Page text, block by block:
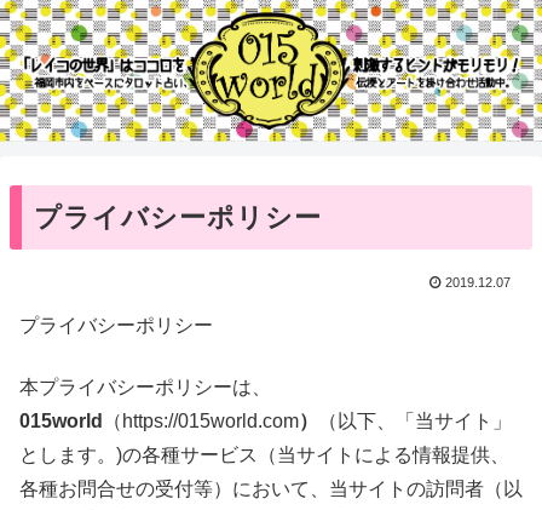
プライバシーポリシー
2019.12.07
プライバシーポリシー
本プライバシーポリシーは、
015world
（https://015world.com）
（以下、「当サイト」
とします。)の各種サービス（当サイトによる情報提供、
各種お問合せの受付等）において、当サイトの訪問者（以